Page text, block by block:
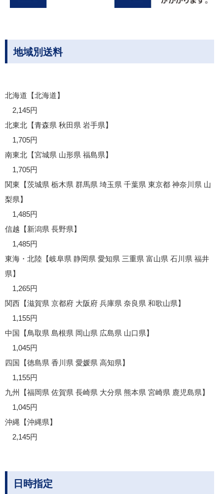
地域別送料
北海道【北海道】
2,145円
北東北【青森県 秋田県 岩手県】
1,705円
南東北【宮城県 山形県 福島県】
1,705円
関東【茨城県 栃木県 群馬県 埼玉県 千葉県 東京都 神奈川県 山
梨県】
1,485円
信越【新潟県 長野県】
1,485円
東海・北陸【岐阜県 静岡県 愛知県 三重県 富山県 石川県 福井
県】
1,265円
関西【滋賀県 京都府 大阪府 兵庫県 奈良県 和歌山県】
1,155円
中国【鳥取県 島根県 岡山県 広島県 山口県】
1,045円
四国【徳島県 香川県 愛媛県 高知県】
1,155円
九州【福岡県 佐賀県 長崎県 大分県 熊本県 宮崎県 鹿児島県】
1,045円
沖縄【沖縄県】
2,145円
日時指定